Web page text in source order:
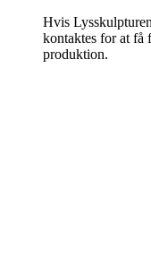
Hvis
kontaktes for at få
produktion.